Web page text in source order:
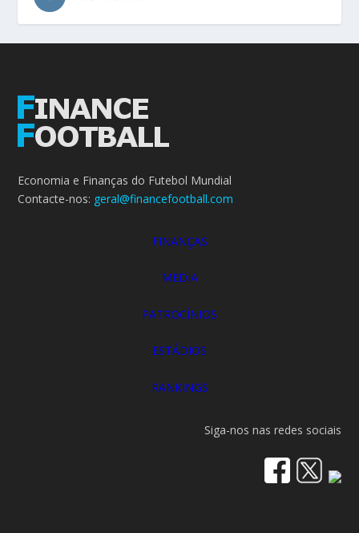
Economia e Finanças do Futebol Mundial
Contacte-nos: geral@financefootball.com
FINANÇAS
MEDIA
PATROCÍNIOS
ESTÁDIOS
RANKINGS
Siga-nos nas redes sociais